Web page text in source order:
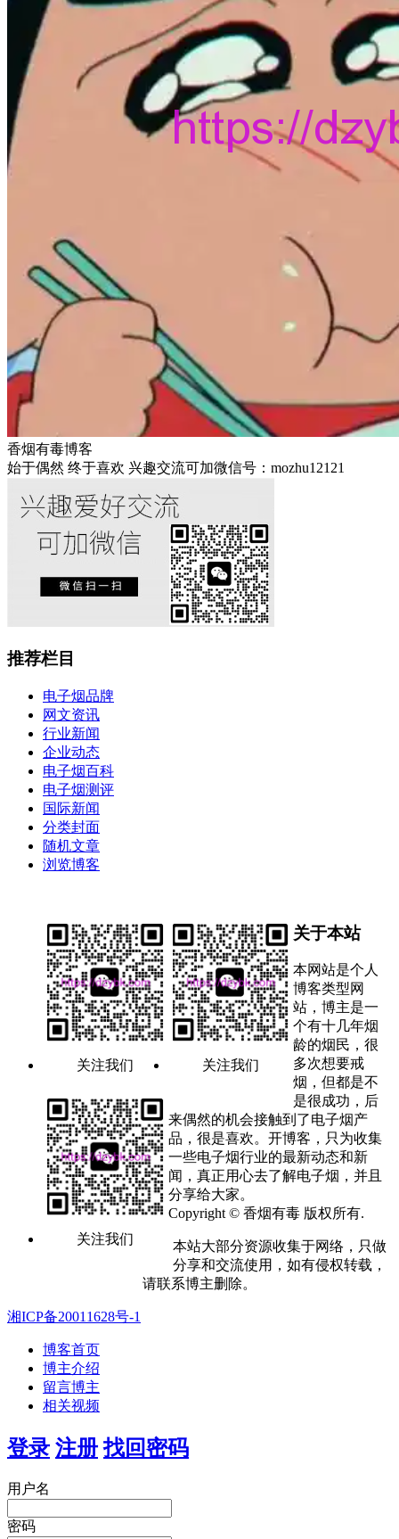
香烟有毒博客
始于偶然 终于喜欢 兴趣交流可加微信号：mozhu12121
推荐栏目
电子烟品牌
网文资讯
行业新闻
企业动态
电子烟百科
电子烟测评
国际新闻
分类封面
随机文章
浏览博客
关注我们 关注我们
关注我们
关于本站
本网站是个人
博客类型网
站，博主是一
个有十几年烟
龄的烟民，很
多次想要戒
烟，但都是不
是很成功，后
来偶然的机会接触到了电子烟产
品，很是喜欢。开博客，只为收集
一些电子烟行业的最新动态和新
闻，真正用心去了解电子烟，并且
分享给大家。
Copyright © 香烟有毒 版权所有.
本站大部分资源收集于网络，只做
分享和交流使用，如有侵权转载，
请联系博主删除。
湘ICP备20011628号-1
博客首页
博主介绍
留言博主
相关视频
登录 注册 找回密码
用户名
密码